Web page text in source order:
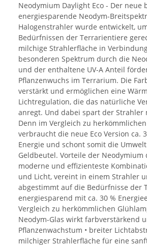
Neodymium Daylight Eco - Der neue
energiesparende Neodym-
Halogenstrahler wurde entwickelt,
Bedürfnissen der Terrarientiere
milchige Strahlerfläche in
besonderen Spektrum durch die
und der enthaltene UV-A Anteil
Pflanzenwuchs im Terrarium. Die
verstärkt und ermöglichen eine
Lichtregulation, die das natürliche
anregt. Und dabei spart der Strahler
Denn im Vergleich zu
verbraucht die neue Eco Version ca.
Energie und schont somit die
Geldbeutel. Vorteile der Neodymium
moderne und effizienteste
und Licht, vereint in einem Strahler
abgestimmt auf die Bedürfnisse der
energiesparend mit ca. 30 %
Vergleich zu herkömmlichen
Neodym-Glas wirkt farbverstärkend
Pflanzenwachstum • breiter
milchiger Strahlerfläche für eine